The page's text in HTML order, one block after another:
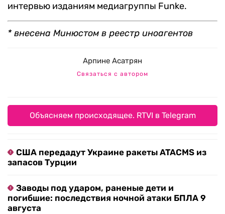
интервью изданиям медиагруппы Funke.
* внесена Минюстом в реестр иноагентов
Арпине Асатрян
Связаться с автором
Объясняем происходящее. RTVI в Telegram
США передадут Украине ракеты ATACMS из
запасов Турции
Заводы под ударом, раненые дети и
погибшие: последствия ночной атаки БПЛА 9
августа